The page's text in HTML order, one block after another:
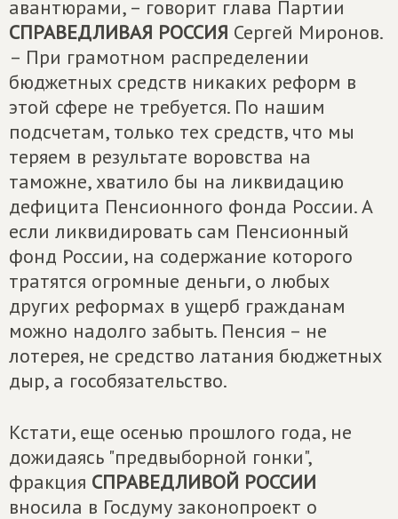
авантюрами, – говорит глава Партии
СПРАВЕДЛИВАЯ РОССИЯ Сергей Миронов.
– При грамотном распределении
бюджетных средств никаких реформ в
этой сфере не требуется. По нашим
подсчетам, только тех средств, что мы
теряем в результате воровства на
таможне, хватило бы на ликвидацию
дефицита Пенсионного фонда России. А
если ликвидировать сам Пенсионный
фонд России, на содержание которого
тратятся огромные деньги, о любых
других реформах в ущерб гражданам
можно надолго забыть. Пенсия – не
лотерея, не средство латания бюджетных
дыр, а гособязательство.
Кстати, еще осенью прошлого года, не
дожидаясь "предвыборной гонки",
фракция СПРАВЕДЛИВОЙ РОССИИ
вносила в Госдуму законопроект о